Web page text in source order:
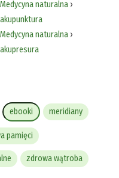
Medycyna naturalna›
akupunktura
Medycyna naturalna›
akupresura
ebooki meridiany
pamięci
zdrowa wątroba